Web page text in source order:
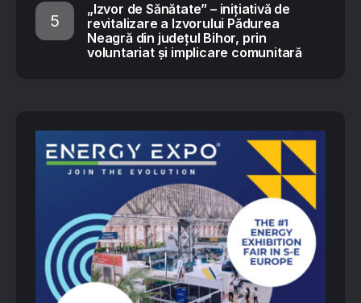
„Izvor de Sănătate” – inițiativă de
revitalizare a Izvorului Pădurea
Neagră din județul Bihor, prin
voluntariat și implicare comunitară